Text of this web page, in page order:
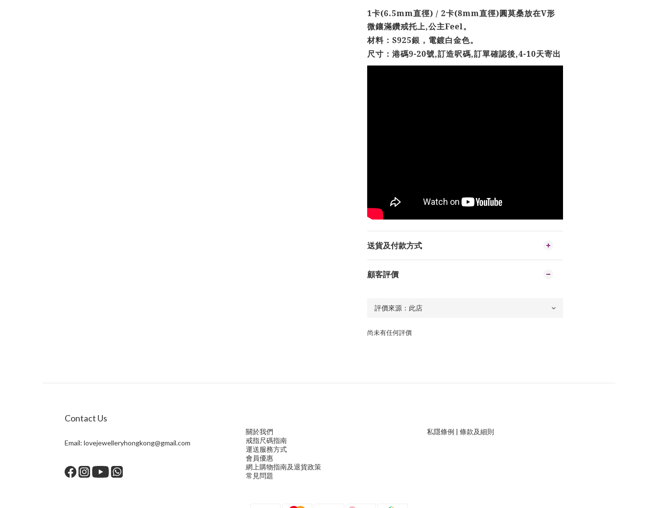
1卡(6.5mm直徑) / 2卡(8mm直徑)圓莫桑放在V形
微鑲滿鑽戒托上,公主Feel。
材料：S925銀，電鍍白金色。
尺寸： 港碼9-20號,訂造呎碼,訂單確認後,4-10天寄出
送貨及付款方式
顧客評價
尚未有任何評價
Contact Us
Email: lovejewelleryhongkong@gmail.com
關於我們
戒指尺碼指南
運送服務方式
會員優惠
網上購物指南及退貨政策
常見問題
私隱條例 | 條款及細則